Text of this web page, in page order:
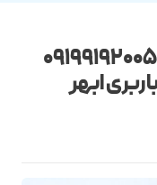
لیست باربری های ابهر ⭐️09199192005
ابهر